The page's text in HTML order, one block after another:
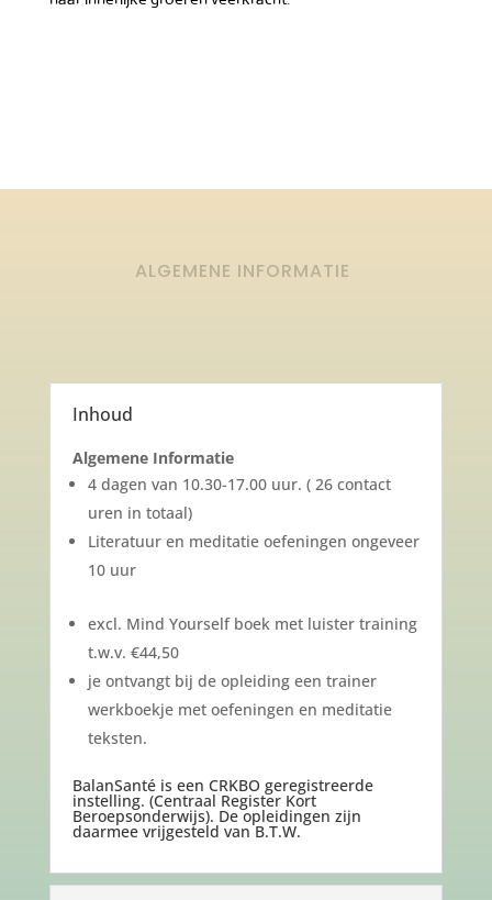
ALGEMENE INFORMATIE
Inhoud
Algemene Informatie
4 dagen van 10.30-17.00 uur. ( 26 contact
uren in totaal)
Literatuur en meditatie oefeningen ongeveer
10 uur
excl. Mind Yourself boek met luister training
t.w.v. €44,50
je ontvangt bij de opleiding een trainer
werkboekje met oefeningen en meditatie
teksten.
BalanSanté is een CRKBO geregistreerde
instelling. (Centraal Register Kort
Beroepsonderwijs). De opleidingen zijn
daarmee vrijgesteld van B.T.W.